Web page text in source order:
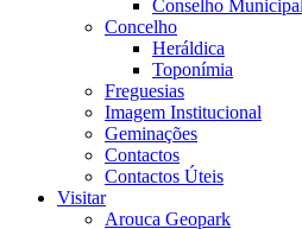
Conselho
Concelho
Heráldica
Toponímia
Freguesias
Imagem Institucional
Geminações
Contactos
Contactos Úteis
Visitar
Arouca Geopark